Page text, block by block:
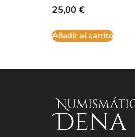
25,00 €
Añadir al carrito